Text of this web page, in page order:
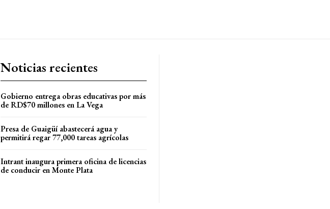
Noticias recientes
Gobierno entrega obras educativas por más
de RD$70 millones en La Vega
Presa de Guaigüí abastecerá agua y
permitirá regar 77,000 tareas agrícolas
Intrant inaugura primera oficina de licencias
de conducir en Monte Plata